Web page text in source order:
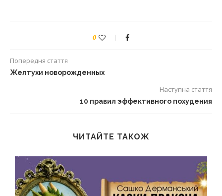
0
Попередня стаття
Желтухи новорожденных
Наступна стаття
10 правил эффективного похудения
ЧИТАЙТЕ ТАКОЖ